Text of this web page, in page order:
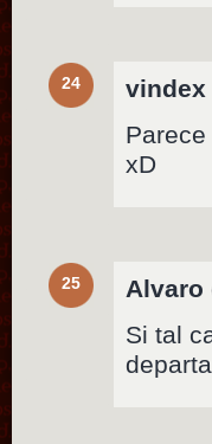
24 vindex
xD
25 Alvaro
Si tal